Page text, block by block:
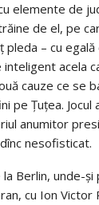
elemente de
de el, pe
– cu
acela
cauze ce se
pe Țuțea.
anumitor
nesofisticat.
Berlin, unde-
cu Ion